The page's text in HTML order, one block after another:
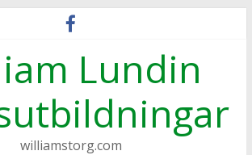
Lundin
williamstorg.com